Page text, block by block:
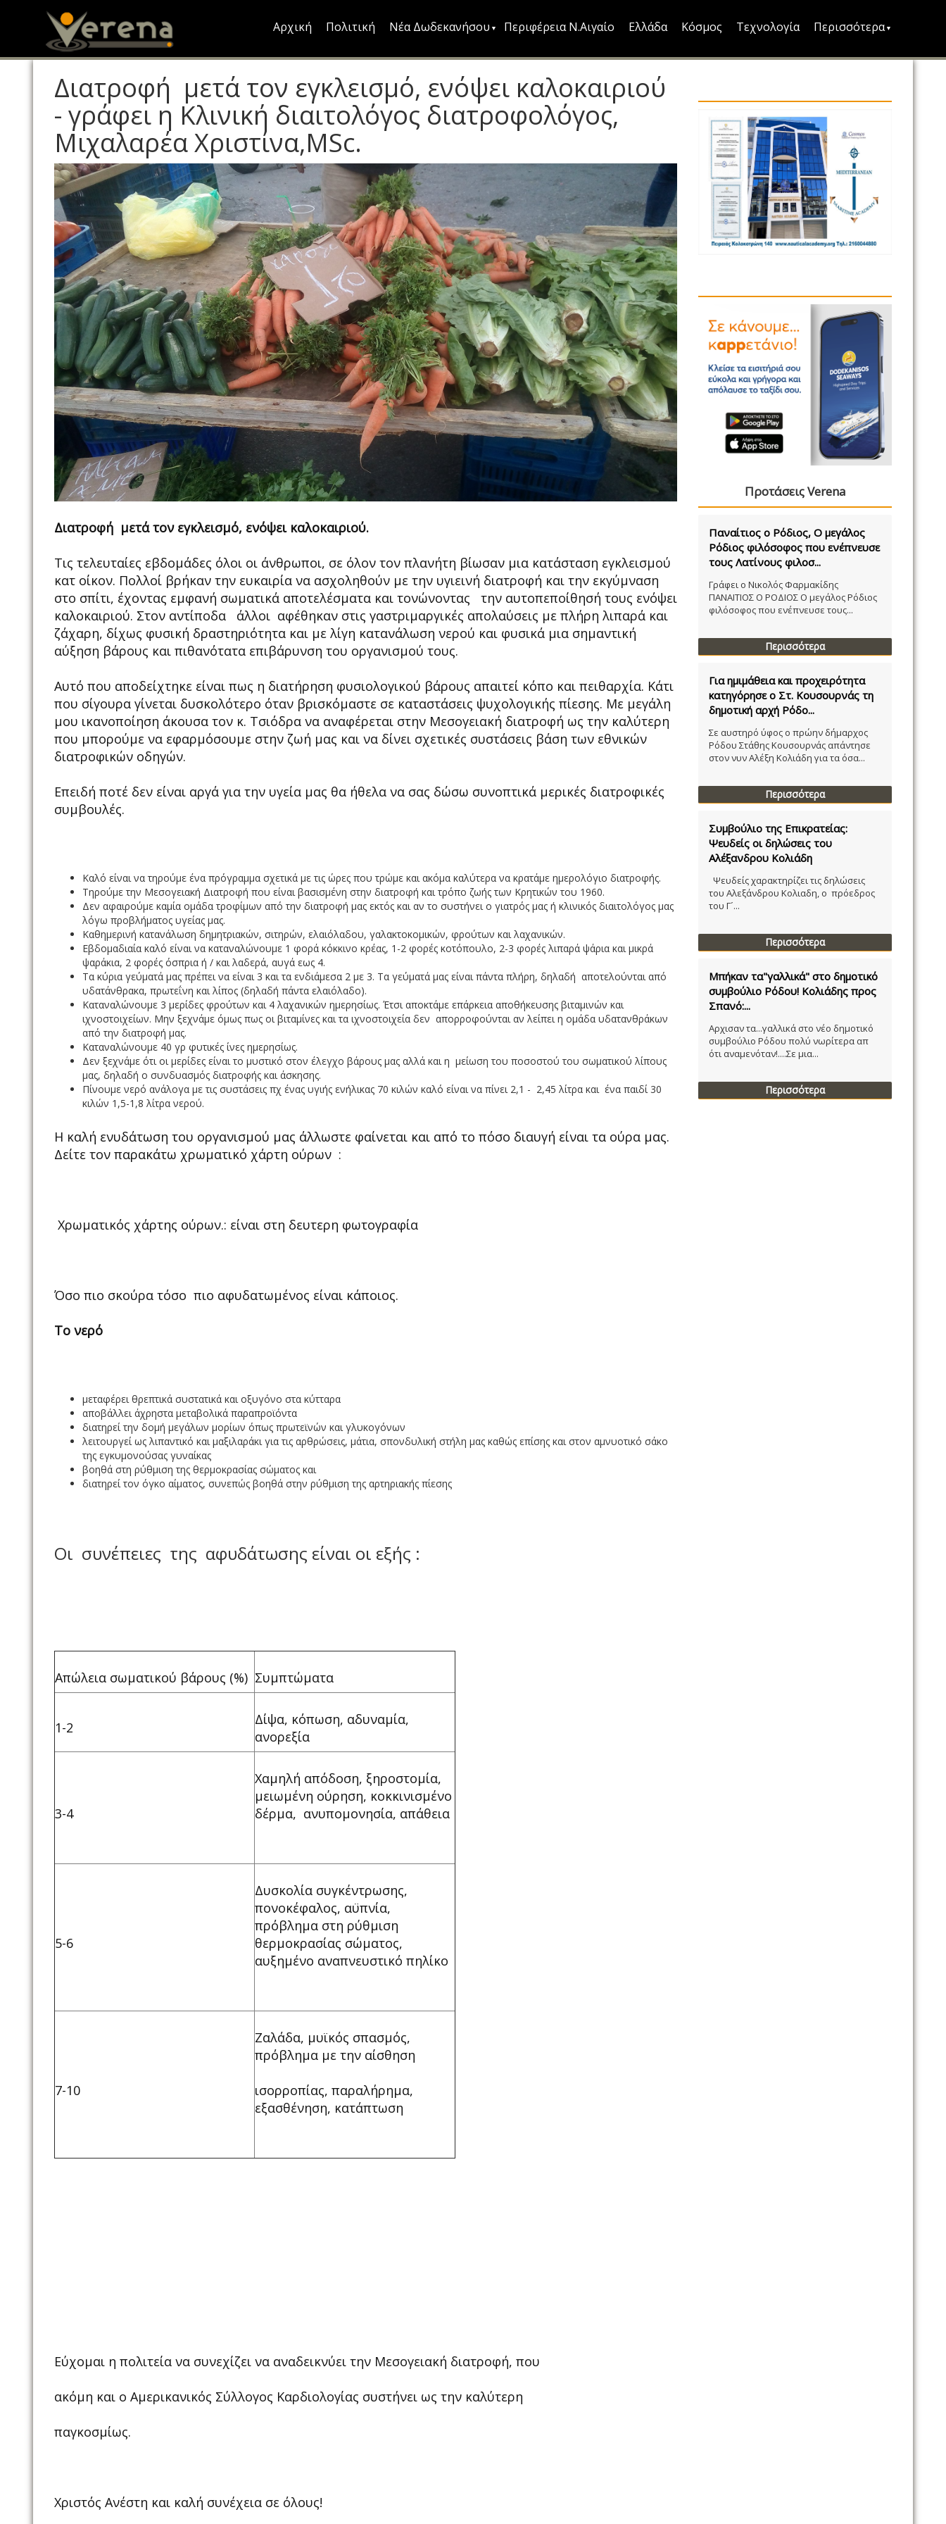
Αρχική Πολιτική Νέα Δωδεκανήσου Περιφέρεια Ν.Αιγαίο Ελλάδα Κόσμος Τεχνολογία Περισσότερα
Διατροφή μετά τον εγκλεισμό, ενόψει καλοκαιριού
- γράφει η Κλινική διαιτολόγος διατροφολόγος,
Μιχαλαρέα Χριστίνα,MSc.
Διατροφή μετά τον εγκλεισμό, ενόψει καλοκαιριού.
Τις τελευταίες εβδομάδες όλοι οι άνθρωποι, σε όλον τον πλανήτη βίωσαν μια κατάσταση εγκλεισμού
κατ οίκον. Πολλοί βρήκαν την ευκαιρία να ασχοληθούν με την υγιεινή διατροφή και την εκγύμναση
στο σπίτι, έχοντας εμφανή σωματικά αποτελέσματα και τονώνοντας την αυτοπεποίθησή τους ενόψει
καλοκαιριού. Στον αντίποδα άλλοι αφέθηκαν στις γαστριμαργικές απολαύσεις με πλήρη λιπαρά και
ζάχαρη, δίχως φυσική δραστηριότητα και με λίγη κατανάλωση νερού και φυσικά μια σημαντική
αύξηση βάρους και πιθανότατα επιβάρυνση του οργανισμού τους.
Αυτό που αποδείχτηκε είναι πως η διατήρηση φυσιολογικού βάρους απαιτεί κόπο και πειθαρχία. Κάτι
που σίγουρα γίνεται δυσκολότερο όταν βρισκόμαστε σε καταστάσεις ψυχολογικής πίεσης. Με μεγάλη
μου ικανοποίηση άκουσα τον κ. Τσιόδρα να αναφέρεται στην Μεσογειακή διατροφή ως την καλύτερη
που μπορούμε να εφαρμόσουμε στην ζωή μας και να δίνει σχετικές συστάσεις βάση των εθνικών
διατροφικών οδηγών.
Επειδή ποτέ δεν είναι αργά για την υγεία μας θα ήθελα να σας δώσω συνοπτικά μερικές διατροφικές
συμβουλές.
Καλό είναι να τηρούμε ένα πρόγραμμα σχετικά με τις ώρες που τρώμε και ακόμα καλύτερα να κρατάμε ημερολόγιο διατροφής.
Τηρούμε την Μεσογειακή Διατροφή που είναι βασισμένη στην διατροφή και τρόπο ζωής των Κρητικών του 1960.
Δεν αφαιρούμε καμία ομάδα τροφίμων από την διατροφή μας εκτός και αν το συστήνει ο γιατρός μας ή κλινικός διαιτολόγος μας
λόγω προβλήματος υγείας μας.
Καθημερινή κατανάλωση δημητριακών, σιτηρών, ελαιόλαδου, γαλακτοκομικών, φρούτων και λαχανικών.
Εβδομαδιαία καλό είναι να καταναλώνουμε 1 φορά κόκκινο κρέας, 1-2 φορές κοτόπουλο, 2-3 φορές λιπαρά ψάρια και μικρά
ψαράκια, 2 φορές όσπρια ή / και λαδερά, αυγά εως 4.
Τα κύρια γεύματά μας πρέπει να είναι 3 και τα ενδιάμεσα 2 με 3. Τα γεύματά μας είναι πάντα πλήρη, δηλαδή αποτελούνται από
υδατάνθρακα, πρωτεΐνη και λίπος (δηλαδή πάντα ελαιόλαδο).
Καταναλώνουμε 3 μερίδες φρούτων και 4 λαχανικών ημερησίως. Έτσι αποκτάμε επάρκεια αποθήκευσης βιταμινών και
ιχνοστοιχείων. Μην ξεχνάμε όμως πως οι βιταμίνες και τα ιχνοστοιχεία δεν απορροφούνται αν λείπει η ομάδα υδατανθράκων
από την διατροφή μας.
Καταναλώνουμε 40 γρ φυτικές ίνες ημερησίως.
Δεν ξεχνάμε ότι οι μερίδες είναι το μυστικό στον έλεγχο βάρους μας αλλά και η μείωση του ποσοστού του σωματικού λίπους
μας, δηλαδή ο συνδυασμός διατροφής και άσκησης.
Πίνουμε νερό ανάλογα με τις συστάσεις πχ ένας υγιής ενήλικας 70 κιλών καλό είναι να πίνει 2,1 - 2,45 λίτρα και ένα παιδί 30
κιλών 1,5-1,8 λίτρα νερού.
Η καλή ενυδάτωση του οργανισμού μας άλλωστε φαίνεται και από το πόσο διαυγή είναι τα ούρα μας.
Δείτε τον παρακάτω χρωματικό χάρτη ούρων :
Χρωματικός χάρτης ούρων.: είναι στη δευτερη φωτογραφία
Όσο πιο σκούρα τόσο πιο αφυδατωμένος είναι κάποιος.
Το νερό
μεταφέρει θρεπτικά συστατικά και οξυγόνο στα κύτταρα
αποβάλλει άχρηστα μεταβολικά παραπροϊόντα
διατηρεί την δομή μεγάλων μορίων όπως πρωτεϊνών και γλυκογόνων
λειτουργεί ως λιπαντικό και μαξιλαράκι για τις αρθρώσεις, μάτια, σπονδυλική στήλη μας καθώς επίσης και στον αμνυοτικό σάκο
της εγκυμονούσας γυναίκας
βοηθά στη ρύθμιση της θερμοκρασίας σώματος και
διατηρεί τον όγκο αίματος, συνεπώς βοηθά στην ρύθμιση της αρτηριακής πίεσης
Οι συνέπειες της αφυδάτωσης είναι οι εξής :
Απώλεια σωματικού βάρους (%) Συμπτώματα
1-2
Δίψα, κόπωση, αδυναμία,
ανορεξία
3-4
Χαμηλή απόδοση, ξηροστομία,
μειωμένη ούρηση, κοκκινισμένο
δέρμα, ανυπομονησία, απάθεια
5-6
Δυσκολία συγκέντρωσης,
πονοκέφαλος, αϋπνία,
πρόβλημα στη ρύθμιση
θερμοκρασίας σώματος,
αυξημένο αναπνευστικό πηλίκο
7-10
Ζαλάδα, μυϊκός σπασμός,
πρόβλημα με την αίσθηση
ισορροπίας, παραλήρημα,
εξασθένηση, κατάπτωση
Εύχομαι η πολιτεία να συνεχίζει να αναδεικνύει την Μεσογειακή διατροφή, που
ακόμη και ο Αμερικανικός Σύλλογος Καρδιολογίας συστήνει ως την καλύτερη
παγκοσμίως.
Χριστός Ανέστη και καλή συνέχεια σε όλους!
Προτάσεις Verena
Παναίτιος ο Ρόδιος, Ο μεγάλος
Ρόδιος φιλόσοφος που ενέπνευσε
τους Λατίνους φιλοσ...
Γράφει ο Νικολός Φαρμακίδης
ΠΑΝΑΙΤΙΟΣ Ο ΡΟΔΙΟΣ Ο μεγάλος Ρόδιος
φιλόσοφος που ενέπνευσε τους...
Περισσότερα
Για ημιμάθεια και προχειρότητα
κατηγόρησε ο Στ. Κουσουρνάς τη
δημοτική αρχή Ρόδο...
Σε αυστηρό ύφος ο πρώην δήμαρχος
Ρόδου Στάθης Κουσουρνάς απάντησε
στον νυν Αλέξη Κολιάδη για τα όσα...
Περισσότερα
Συμβούλιο της Επικρατείας:
Ψευδείς οι δηλώσεις του
Αλέξανδρου Κολιάδη
Ψευδείς χαρακτηρίζει τις δηλώσεις
του Αλεξάνδρου Κολιαδη, ο πρόεδρος
του Γ´...
Περισσότερα
Μπήκαν τα"γαλλικά" στο δημοτικό
συμβούλιο Ρόδου! Κολιάδης προς
Σπανό:...
Αρχισαν τα...γαλλικά στο νέο δημοτικό
συμβούλιο Ρόδου πολύ νωρίτερα απ
ότι αναμενόταν!....Σε μια...
Περισσότερα